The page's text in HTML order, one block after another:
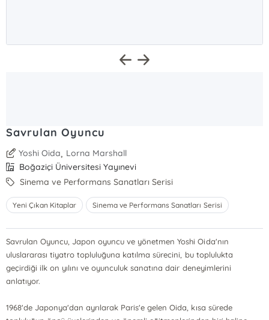
Savrulan Oyuncu
Yoshi Oida, Lorna Marshall
Boğaziçi Üniversitesi Yayınevi
Sinema ve Performans Sanatları Serisi
Yeni Çıkan Kitaplar Sinema ve Performans Sanatları Serisi
Savrulan Oyuncu, Japon oyuncu ve yönetmen Yoshi Oida'nın
uluslararası tiyatro topluluğuna katılma sürecini, bu toplulukta
geçirdiği ilk on yılını ve oyunculuk sanatına dair deneyimlerini
anlatıyor.
1968'de Japonya'dan ayrılarak Paris'e gelen Oida, kısa sürede